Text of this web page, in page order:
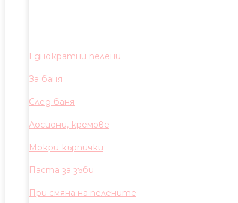
Еднократни пелени
За баня
След баня
Лосиони, кремове
Мокри кърпички
Паста за зъби
При смяна на пелените